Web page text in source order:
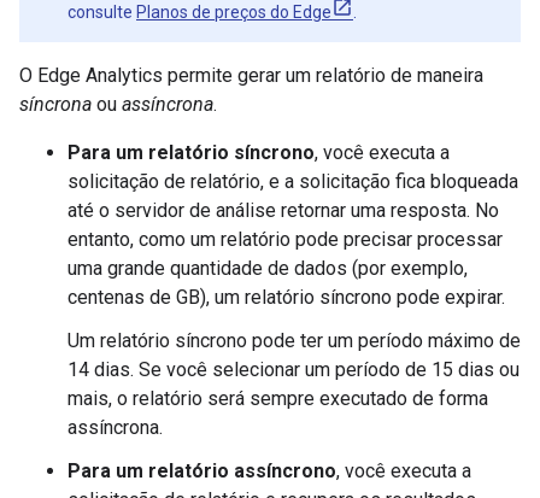
consulte Planos de preços do Edge
O Edge Analytics permite gerar um relatório de maneira
síncrona ou assíncrona.
Para um relatório síncrono, você executa a
solicitação de relatório, e a solicitação fica bloqueada
até o servidor de análise retornar uma resposta. No
entanto, como um relatório pode precisar processar
uma grande quantidade de dados (por exemplo,
centenas de GB), um relatório síncrono pode expirar.
Um relatório síncrono pode ter um período máximo de
14 dias. Se você selecionar um período de 15 dias ou
mais, o relatório será sempre executado de forma
assíncrona.
Para um relatório assíncrono, você executa a